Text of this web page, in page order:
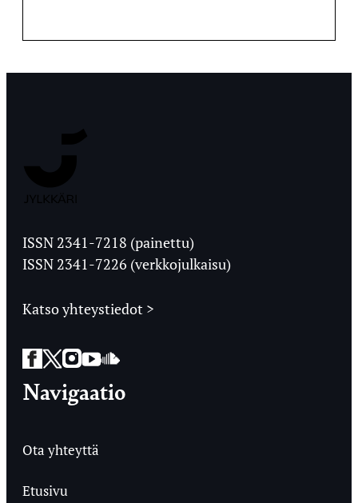
Ylioppilaslehti
ISSN 2341-7218 (painettu)
ISSN 2341-7226 (verkkojulkaisu)
Katso yhteystiedot >
Facebook
Twitter
Instagram
YouTube
SoundCloud
Navigaatio
Ota yhteyttä
Etusivu